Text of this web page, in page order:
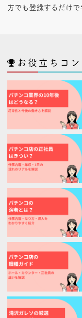
方でも登録するだけで
お役立ちコン